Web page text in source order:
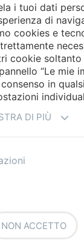
i tuoi dati
di
cookies e
cookie soltanto
“Le mie
in
DI PIÙ
NON ACCETTO